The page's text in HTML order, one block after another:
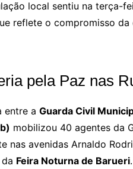
local sentiu na terça-
reflete o compromisso
pela Paz nas
entre a Guarda Civil
mobilizou 40 agentes da
nas avenidas Arnaldo
Feira Noturna de Barueri